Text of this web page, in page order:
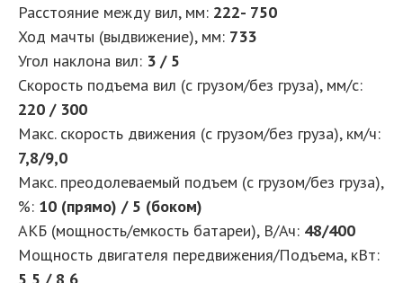
Расстояние между вил, мм: 222- 750
Ход мачты (выдвижение), мм: 733
Угол наклона вил: 3 / 5
Скорость подъема вил (с грузом/без груза), мм/с:
220 / 300
Макс. скорость движения (с грузом/без груза), км/ч:
7,8/9,0
Макс. преодолеваемый подъем (с грузом/без груза),
%: 10 (прямо) / 5 (боком)
АКБ (мощность/емкость батареи), В/Ач: 48/400
Мощность двигателя передвижения/Подъема, кВт: